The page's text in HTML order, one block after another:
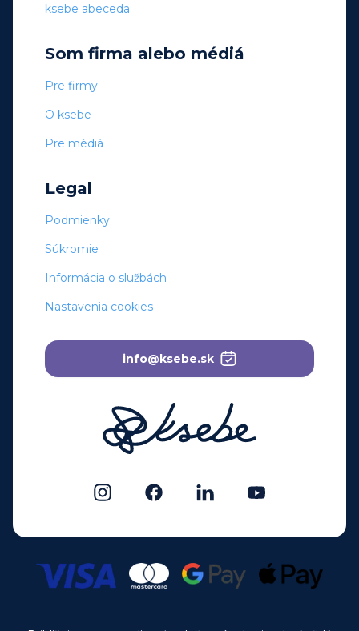
ksebe abeceda
Som firma alebo médiá
Pre firmy
O ksebe
Pre médiá
Legal
Podmienky
Súkromie
Informácia o službách
Nastavenia cookies
info@ksebe.sk